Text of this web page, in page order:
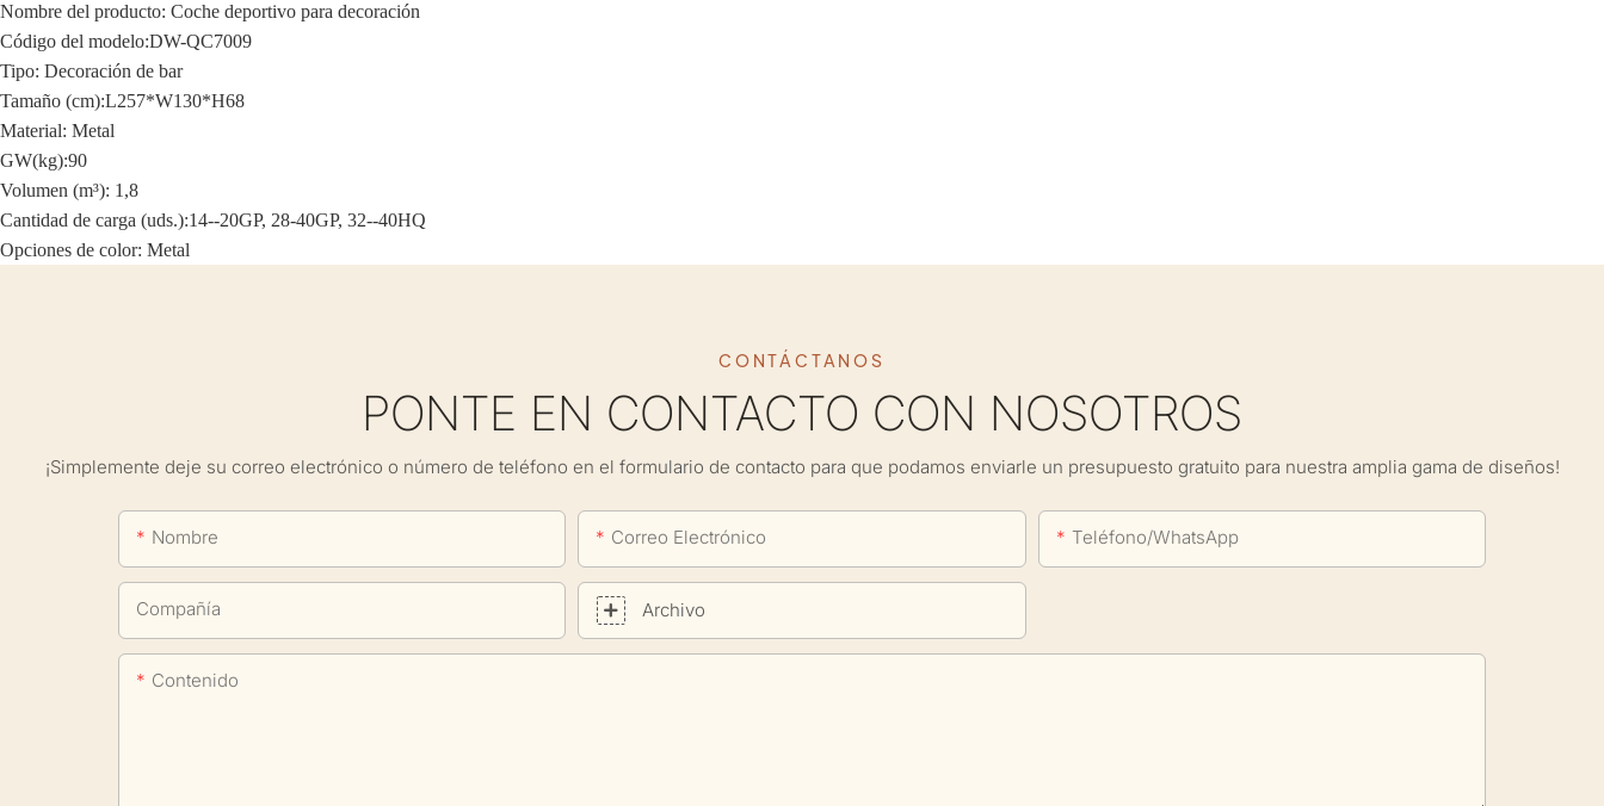
Nombre del producto: Coche deportivo para decoración
Código del modelo:DW-QC7009
Tipo: Decoración de bar
Tamaño (cm):L257*W130*H68
Material: Metal
GW(kg):90
Volumen (m³): 1,8
Cantidad de carga (uds.):14--20GP, 28-40GP, 32--40HQ
Opciones de color: Metal
CONTÁCTANOS
PONTE EN CONTACTO CON NOSOTROS
¡Simplemente deje su correo electrónico o número de teléfono en el formulario de contacto para que podamos enviarle un presupuesto gratuito para nuestra amplia gama de diseños!
Nombre Correo Electrónico Teléfono/WhatsApp
Compañía Archivo
Contenido